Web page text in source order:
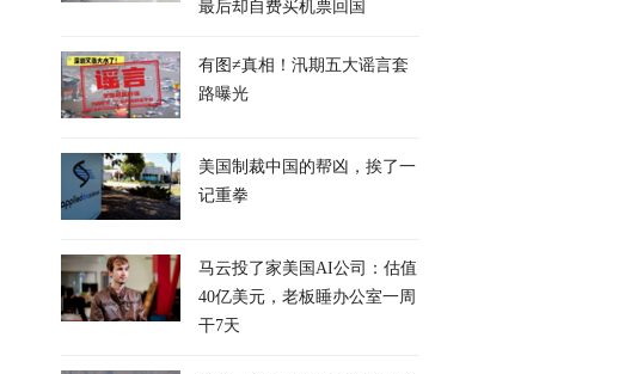
最后却自费买机票回国
有图≠真相！汛期五大谣言套
路曝光
美国制裁中国的帮凶，挨了一
记重拳
马云投了家美国AI公司：估值
40亿美元，老板睡办公室一周
干7天